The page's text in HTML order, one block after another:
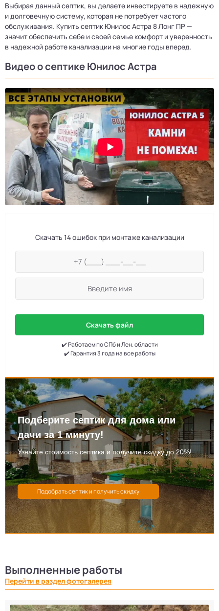
Выбирая данный септик, вы делаете инвестируете в надежную
и долговечную систему, которая не потребует частого
обслуживания. Купить септик Юнилос Астра 8 Лонг ПР —
значит обеспечить себе и своей семье комфорт и уверенность
в надежной работе канализации на многие годы вперед.
Видео о септике Юнилос Астра
Скачать 14 ошибок при монтаже канализации
Скачать файл
✔️ Работаем по СПб и Лен. области
✔️ Гарантия 3 года на все работы
Подберите септик для дома или
дачи за 1 минуту!
Узнайте стоимость септика и получите скидку до 20%!
Выполненные работы
Перейти в раздел фотогалерея